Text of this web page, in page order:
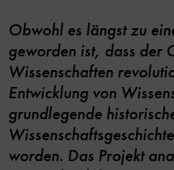
Obwohl es längst zu
geworden ist, dass der
Wissenschaften
Entwicklung von
grundlegende
worden. Das Projekt